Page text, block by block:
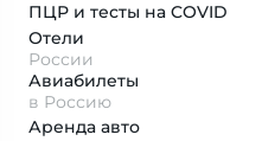
ПЦР и тесты на COVID
Отели
России
Авиабилеты
в Россию
Аренда авто